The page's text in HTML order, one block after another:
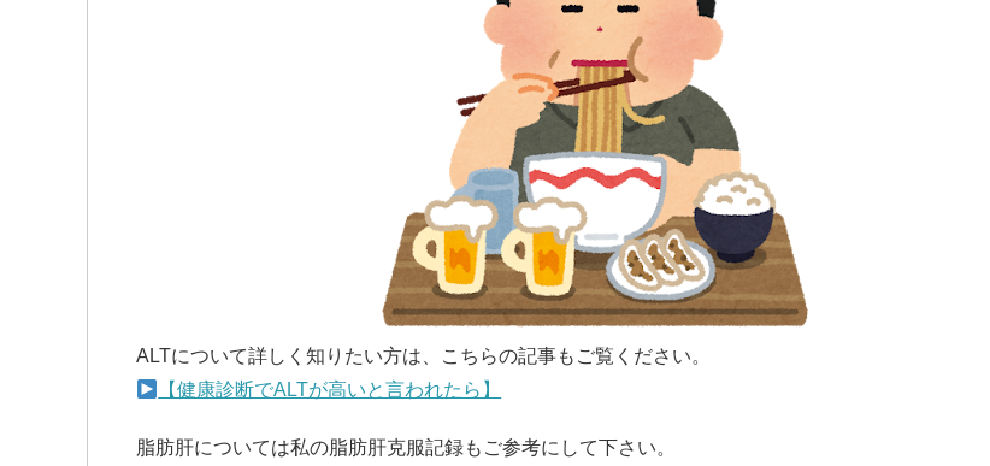
ALTについて詳しく知りたい方は、こちらの記事もご覧ください。
【健康診断でALTが高いと言われたら】
脂肪肝については私の脂肪肝克服記録もご参考にして下さい。